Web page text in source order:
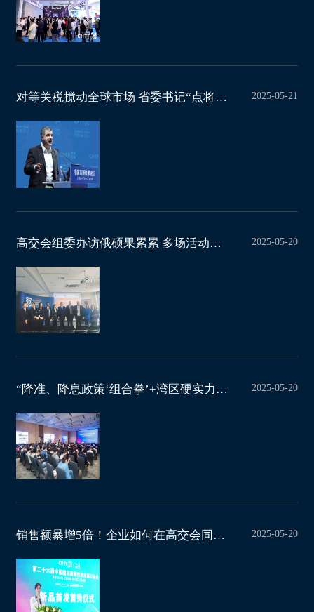
对等关税搅动全球市场 省委书记“点将”高交会 中国科技第一展成外资破局新 2025-05-21
高交会组委办访俄硕果累累 多场活动推动中俄科技携手共进 2025-05-20
“降准、降息政策‘组合拳’+湾区硬实力！高交会3E展揭秘消费电子‘制胜密码 2025-05-20
销售额暴增5倍！企业如何在高交会同期活动中挖到“金矿”？ 2025-05-20